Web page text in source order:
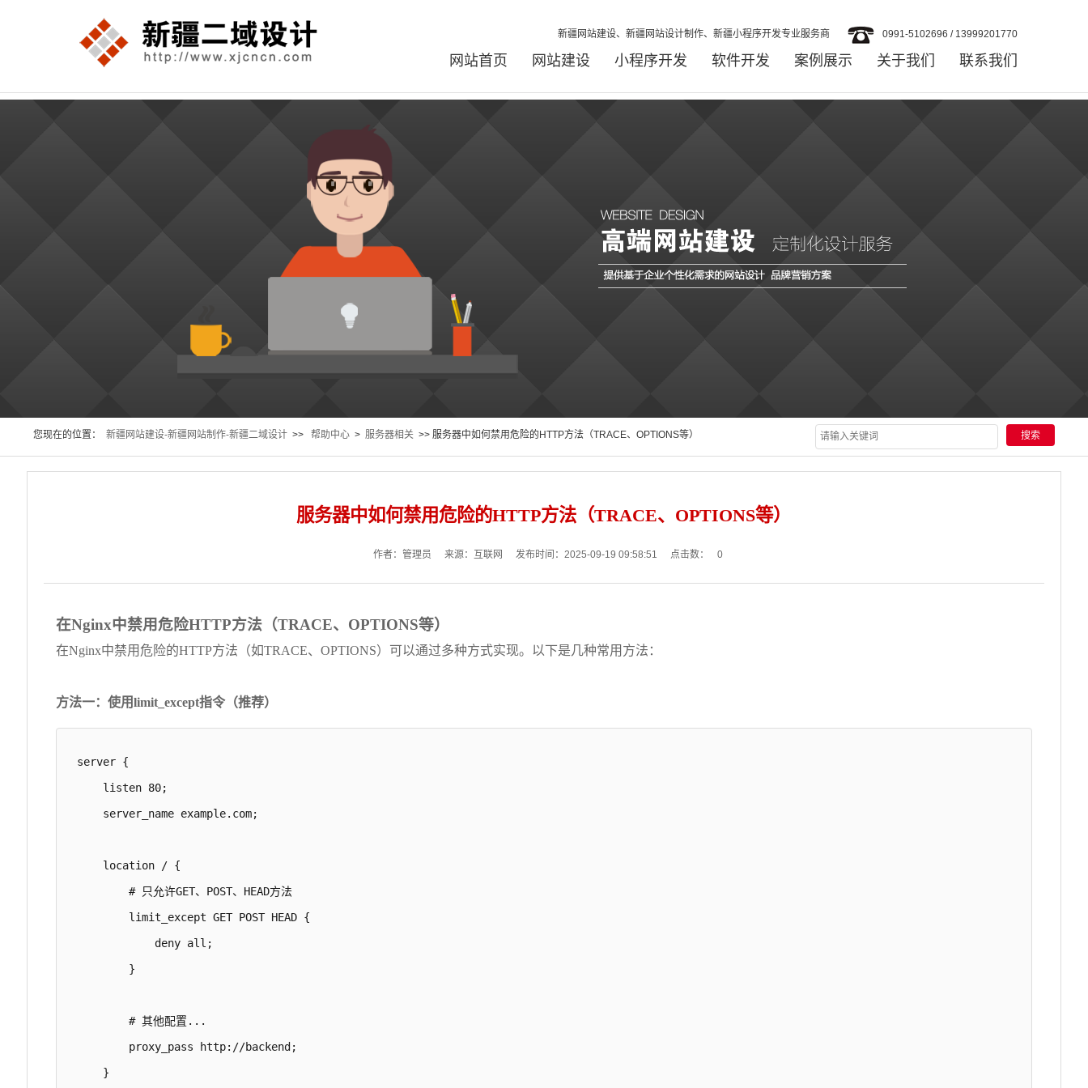
新疆网站建设、新疆网站设计制作、新疆小程序开发专业服务商 0991-5102696 / 13999201770
网站首页 网站建设 小程序开发 软件开发 案例展示 关于我们 联系我们
您现在的位置： 新疆网站建设-新疆网站制作-新疆二域设计 >> 帮助中心 > 服务器相关 >> 服务器中如何禁用危险的HTTP方法（TRACE、OPTIONS等）
服务器中如何禁用危险的HTTP方法（TRACE、OPTIONS等）
作者：管理员 来源：互联网 发布时间：2025-09-19 09:58:51 点击数： 0
在Nginx中禁用危险HTTP方法（TRACE、OPTIONS等）
在Nginx中禁用危险的HTTP方法（如TRACE、OPTIONS）可以通过多种方式实现。以下是几种常用方法：
方法一：使用limit_except指令（推荐）
server {
listen 80;
server_name example.com;
location / {
# 只允许GET、POST、HEAD方法
limit_except GET POST HEAD {
deny all;
}
# 其他配置...
proxy_pass http://backend;
}